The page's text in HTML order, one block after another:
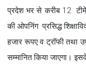
प्रदेश भर से करीब 12 टीमें
की ओपनिंग प्रसिद्ध
हजार रूपए व ट्रॉफी तथा
सम्मानित किया जाएगा।